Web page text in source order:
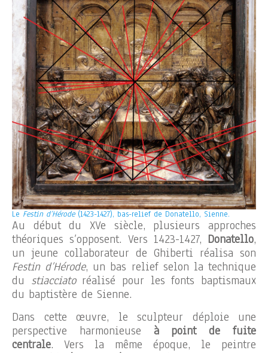
Le Festin d’Hérode(1423-1427), bas-relief de Donatello, Sienne.
Au début du XVe siècle, plusieurs approches
théoriques s’opposent. Vers 1423-1427, Donatello,
un jeune collaborateur de Ghiberti réalisa son
Festin d’Hérode, un bas relief selon la technique
du stiacciatoréalisé pour les fonts baptismaux
du baptistère de Sienne.
Dans cette œuvre, le sculpteur déploie une
perspective harmonieuse à point de fuite
centrale. Vers la même époque, le peintre